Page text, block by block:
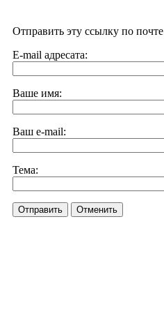
Отправить эту ссылку по почте
E-mail адресата:
Ваше имя:
Ваш e-mail:
Тема:
Отправить Отменить